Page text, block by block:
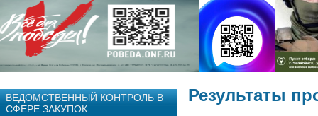
ВЕДОМСТВЕННЫЙ КОНТРОЛЬ В
СФЕРЕ ЗАКУПОК
Результаты